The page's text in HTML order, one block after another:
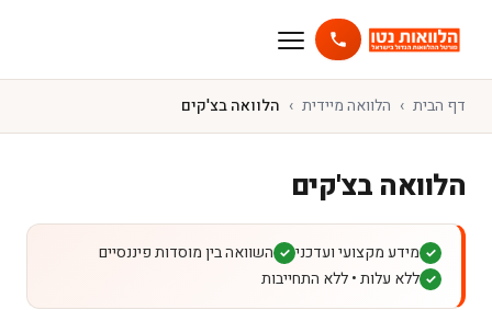
דף הבית הלוואה מיידית הלוואה בצ'קים
הלוואה בצ'קים
✓ מידע מקצועי ועדכני ✓ השוואה בין מוסדות פיננסיים
✓ ללא עלות • ללא התחייבות